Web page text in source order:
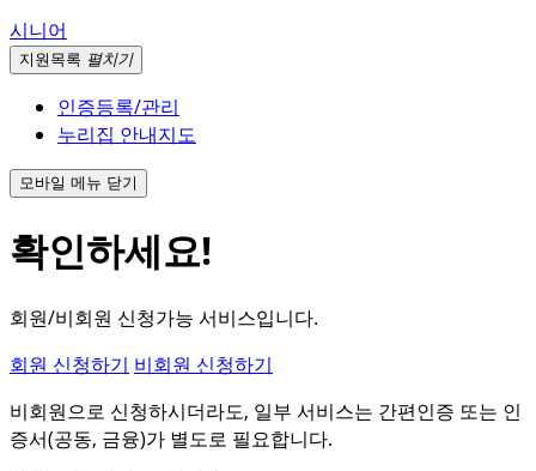
시니어
지원 목록 펼치기
인증등록/관리
누리집 안내지도
모바일 메뉴 닫기
확인하세요!
회원/비회원 신청가능 서비스입니다.
회원 신청하기 비회원 신청하기
비회원으로 신청하시더라도, 일부 서비스는 간편인증 또는 인
증서(공동, 금융)가 별도로 필요합니다.